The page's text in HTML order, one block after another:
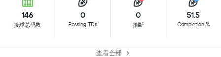
146
接球总码数
0
Passing TDs
0
搶斷
51.5
Completion %
查看全部